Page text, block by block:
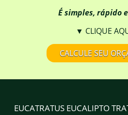
A madeira da
Onde comprar mourão de
tratado em Minas Gerais?
A EUCATRATUS atende
É simples, rápido
▼ CLIQUE
CALCULE SEU
EUCATRATUS EUCALIPTO